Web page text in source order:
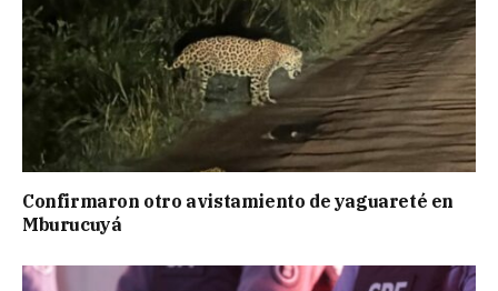
Confirmaron otro avistamiento de yaguareté en
Mburucuyá